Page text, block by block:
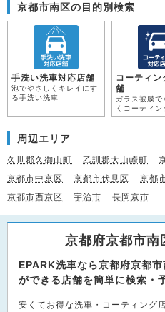
京都市南区の目的別検索
手洗い洗車対応店舗
泡でやさしくキレイにす
る手洗い洗車
コーティン
舗
ガラス被膜で
くコーティン
周辺エリア
久世郡久御山町 乙訓郡大山崎町
京都市中京区
京都市伏見区 京都
京都市西京区
宇治市 長岡京市
京都府京都市南
EPARK洗車なら京都府京都
ができる店舗を簡単に検索・
安くてお得な洗車・コーティング